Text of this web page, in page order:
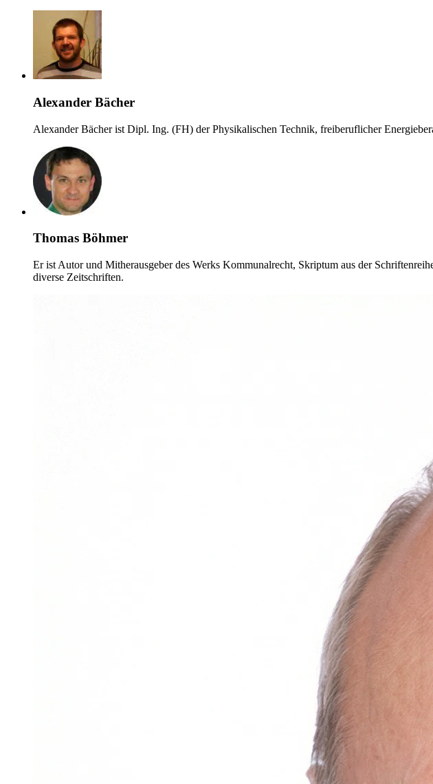
Alexander Bächer
Alexander Bächer ist Dipl. Ing. (FH) der Physikalischen Technik, freiberuflicher
Thomas Böhmer
Er ist Autor und Mitherausgeber des Werks Kommunalrecht, Skriptum aus der
diverse Zeitschriften.